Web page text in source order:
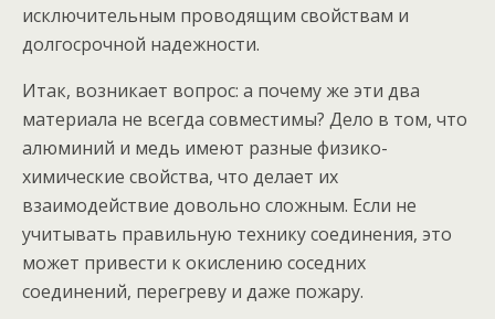
исключительным проводящим свойствам и
долгосрочной надежности.
Итак, возникает вопрос: а почему же эти два
материала не всегда совместимы? Дело в том, что
алюминий и медь имеют разные физико-
химические свойства, что делает их
взаимодействие довольно сложным. Если не
учитывать правильную технику соединения, это
может привести к окислению соседних
соединений, перегреву и даже пожару.